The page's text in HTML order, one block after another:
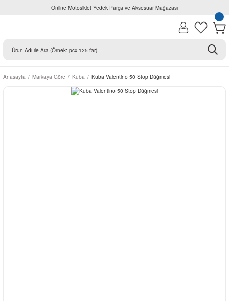
Online Motosiklet Yedek Parça ve Aksesuar Mağazası
Anasayfa Markaya Göre Kuba Kuba Valentino 50 Stop Düğmesi